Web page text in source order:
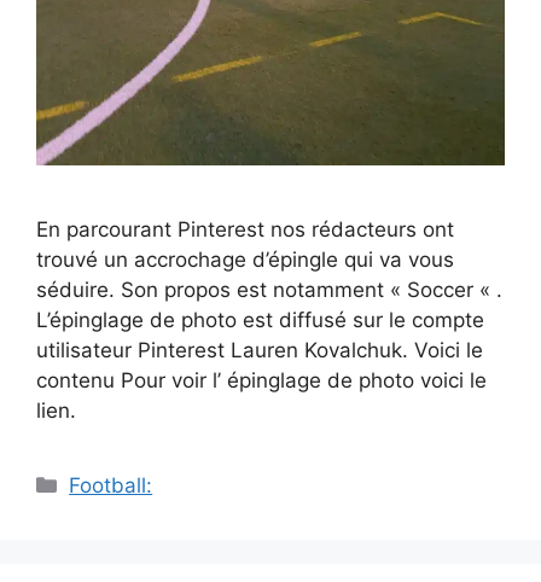
En parcourant Pinterest nos rédacteurs ont
trouvé un accrochage d’épingle qui va vous
séduire. Son propos est notamment « Soccer « .
L’épinglage de photo est diffusé sur le compte
utilisateur Pinterest Lauren Kovalchuk. Voici le
contenu Pour voir l’ épinglage de photo voici le
lien.
Catégories
Football: